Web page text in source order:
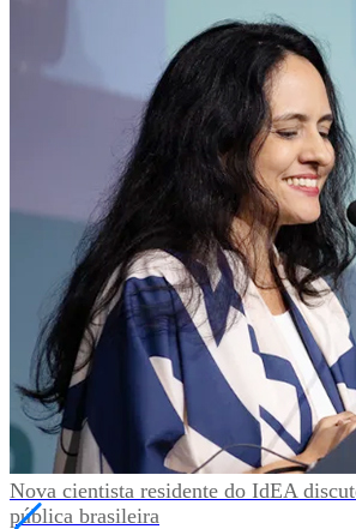
Nova cientista residente do IdEA
pública brasileira